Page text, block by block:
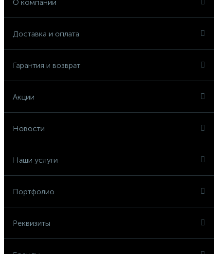
О компании
Доставка и оплата
Гарантия и возврат
Акции
Новости
Наши услуги
Портфолио
Реквизиты